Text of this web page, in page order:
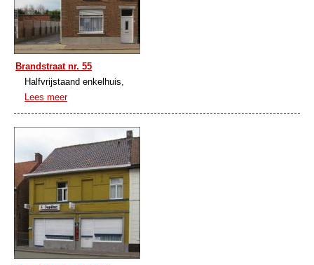
Brandstraat nr. 55
Halfvrijstaand enkelhuis,
Lees meer